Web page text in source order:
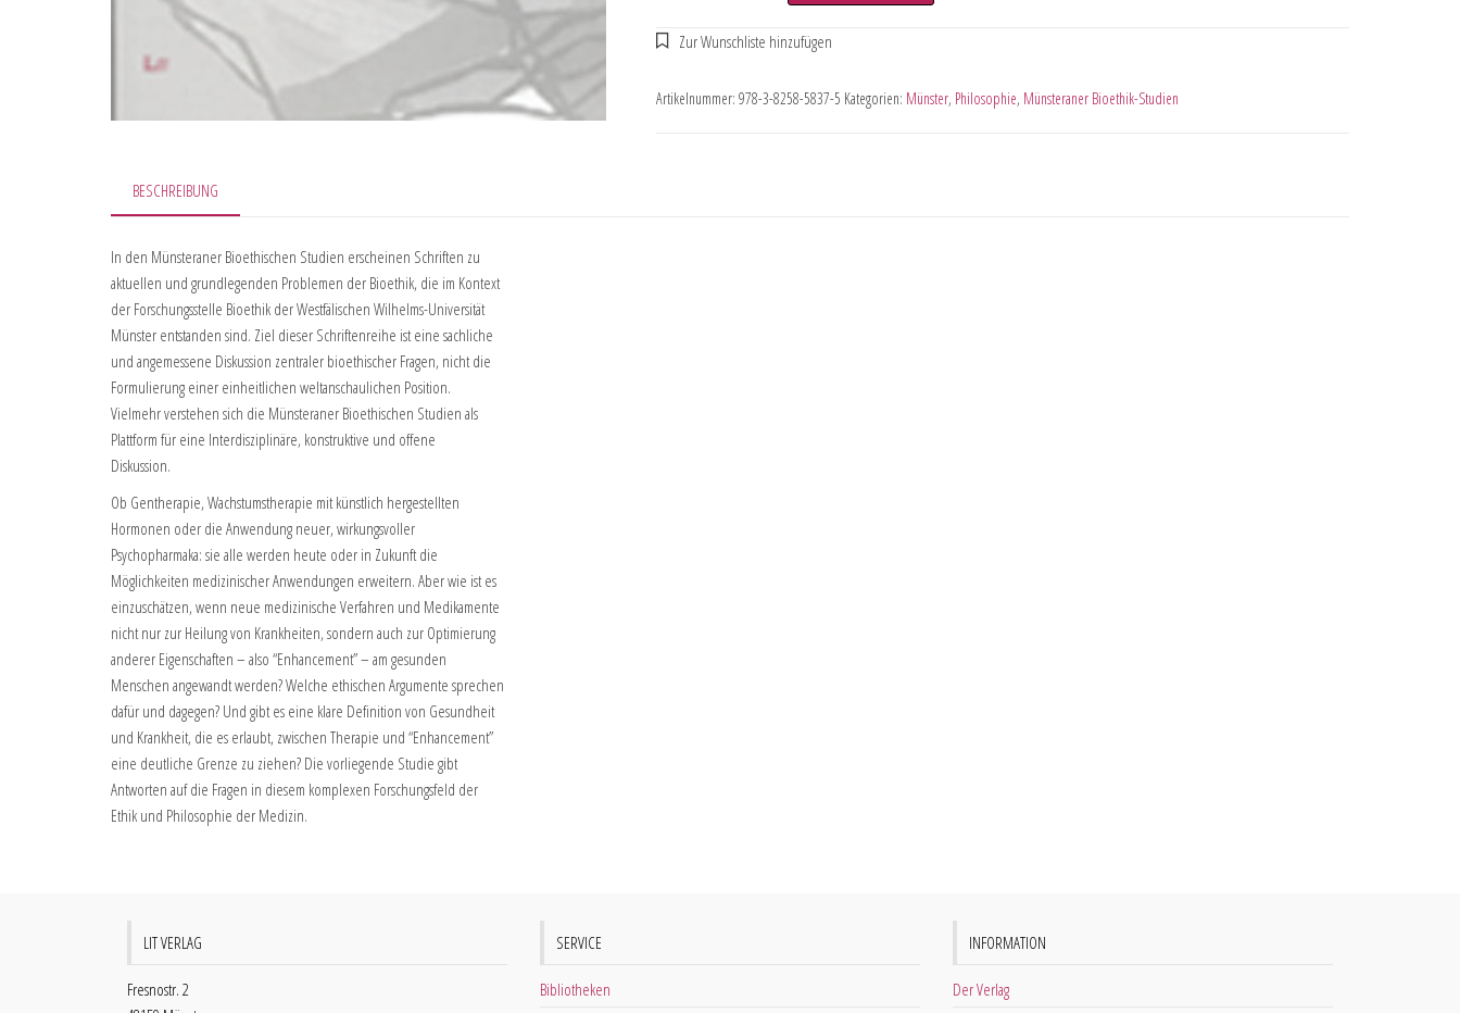
Artikelnummer: 978-3-8258-5837-5 Kategorien: Münster, Philosophie, Münsteraner Bioethik-Studien
BESCHREIBUNG
In den Münsteraner Bioethischen Studien erscheinen Schriften zu
aktuellen und grundlegenden Problemen der Bioethik, die im Kontext
der Forschungsstelle Bioethik der Westfälischen Wilhelms-Universität
Münster entstanden sind. Ziel dieser Schriftenreihe ist eine sachliche
und angemessene Diskussion zentraler bioethischer Fragen, nicht die
Formulierung einer einheitlichen weltanschaulichen Position.
Vielmehr verstehen sich die Münsteraner Bioethischen Studien als
Plattform für eine Interdisziplinäre, konstruktive und offene
Diskussion.
Ob Gentherapie, Wachstumstherapie mit künstlich hergestellten
Hormonen oder die Anwendung neuer, wirkungsvoller
Psychopharmaka: sie alle werden heute oder in Zukunft die
Möglichkeiten medizinischer Anwendungen erweitern. Aber wie ist es
einzuschätzen, wenn neue medizinische Verfahren und Medikamente
nicht nur zur Heilung von Krankheiten, sondern auch zur Optimierung
anderer Eigenschaften – also “Enhancement” – am gesunden
Menschen angewandt werden? Welche ethischen Argumente sprechen
dafür und dagegen? Und gibt es eine klare Definition von Gesundheit
und Krankheit, die es erlaubt, zwischen Therapie und “Enhancement”
eine deutliche Grenze zu ziehen? Die vorliegende Studie gibt
Antworten auf die Fragen in diesem komplexen Forschungsfeld der
Ethik und Philosophie der Medizin.
LIT VERLAG
Fresnostr. 2
SERVICE
Bibliotheken
INFORMATION
Der Verlag